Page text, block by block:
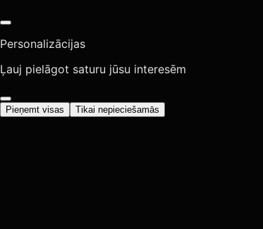
Personalizācijas
Ļauj pielāgot saturu jūsu interesēm
Pieņemt visas Tikai nepieciešamās